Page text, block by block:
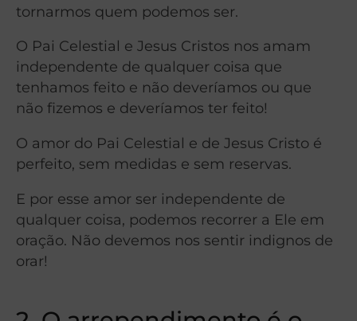
tornarmos quem podemos ser.
O Pai Celestial e Jesus Cristos nos amam
independente de qualquer coisa que
tenhamos feito e não deveríamos ou que
não fizemos e deveríamos ter feito!
O amor do Pai Celestial e de Jesus Cristo é
perfeito, sem medidas e sem reservas.
E por esse amor ser independente de
qualquer coisa, podemos recorrer a Ele em
oração. Não devemos nos sentir indignos de
orar!